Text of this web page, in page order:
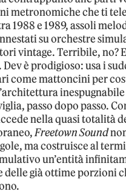
metronomiche che ti
1988 e 1989, assoli
su orchestre
vintage. Terribile, no?
è prodigioso: usa i
come mattoncini per
passo dopo passo.
nella quasi totalità
Freetown Sound
ma costruisce al
un’entità
delle già ottime porzioni